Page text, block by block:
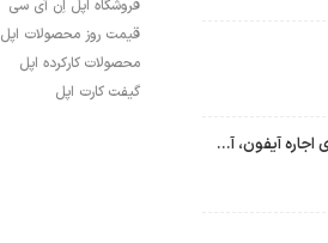
برنامه Apple Upgrade معرفی شد؛ شرایط اپل برای اجاره آیفون، آیپد، مک و اپل واچ
فروشگاه اپل اِن آی سی
قیمت روز محصولات اپل
محصولات کارکرده اپل
گیفت کارت اپل